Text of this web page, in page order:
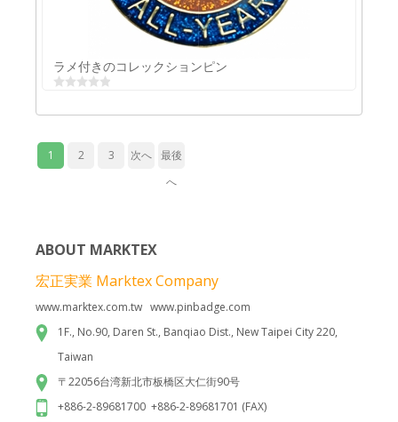
ラメ付きのコレックションピン
ラメ付きのコレックションピン
1 2 3 次へ 最後
へ
ABOUT MARKTEX
宏正実業 Marktex Company
www.marktex.com.tw www.pinbadge.com
1F., No.90, Daren St., Banqiao Dist., New Taipei City 220,
Taiwan
〒22056台湾新北市板橋区大仁街90号
+886-2-89681700 +886-2-89681701 (FAX)